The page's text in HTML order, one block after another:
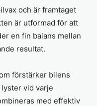
och är framtaget
är utformad för att
en fin balans mellan
resultat.
förstärker bilens
vid varje
med effektiv